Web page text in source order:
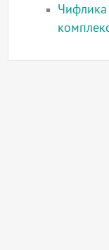
Чифлика